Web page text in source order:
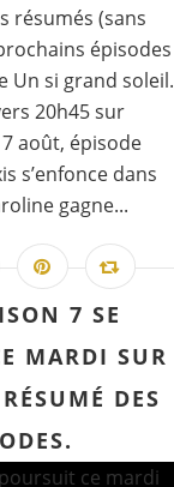
résumés (sans
épisodes
Un si grand soleil.
20h45 sur
août, épisode
s’enfonce dans
gagne...
7 SE
MARDI SUR
DES